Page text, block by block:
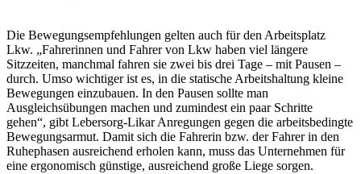
Die Bewegungsempfehlungen gelten auch für den Arbeitsplatz
Lkw. „Fahrerinnen und Fahrer von Lkw haben viel längere
Sitzzeiten, manchmal fahren sie zwei bis drei Tage – mit Pausen –
durch. Umso wichtiger ist es, in die statische Arbeitshaltung kleine
Bewegungen einzubauen. In den Pausen sollte man
Ausgleichsübungen machen und zumindest ein paar Schritte
gehen“, gibt Lebersorg-Likar Anregungen gegen die arbeitsbedingte
Bewegungsarmut. Damit sich die Fahrerin bzw. der Fahrer in den
Ruhephasen ausreichend erholen kann, muss das Unternehmen für
eine ergonomisch günstige, ausreichend große Liege sorgen.